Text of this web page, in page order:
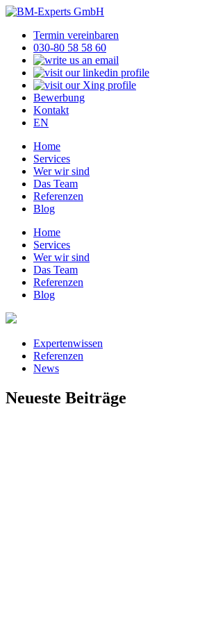
Termin vereinbaren
030-80 58 58 60
Bewerbung
Kontakt
EN
Home
Services
Wer wir sind
Das Team
Referenzen
Blog
Home
Services
Wer wir sind
Das Team
Referenzen
Blog
Expertenwissen
Referenzen
News
Neueste Beiträge